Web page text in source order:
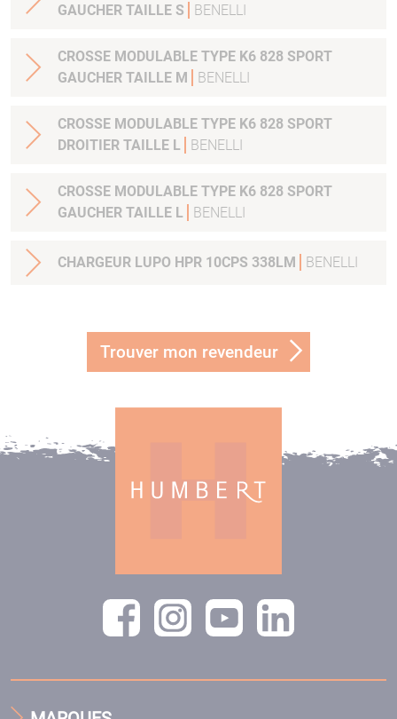
GAUCHER TAILLE S
BENELLI
CROSSE MODULABLE TYPE K6 828 SPORT
GAUCHER TAILLE M
BENELLI
CROSSE MODULABLE TYPE K6 828 SPORT
DROITIER TAILLE L
BENELLI
CROSSE MODULABLE TYPE K6 828 SPORT
GAUCHER TAILLE L
BENELLI
CHARGEUR LUPO HPR 10CPS 338LM BENELLI
Trouver mon revendeur